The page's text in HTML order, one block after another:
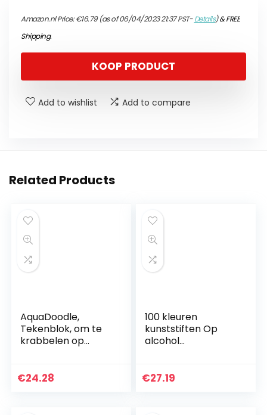
Amazon.nl Price:€16.79(as of 06/04/2023 21:37 PST-Details)&FREE
Shipping.
KOOP PRODUCT
Add to wishlist Add to compare
Related Products
AquaDoodle,
Tekenblok, om te
krabbelen op
tekenbord voor
€24.28
100 kleuren
kunststiften Op
alcohol
tips Op alcohol
€27.19